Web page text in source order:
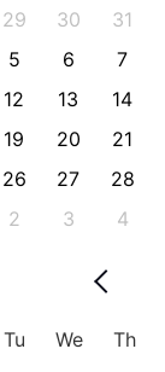
29 30
31
5 6
7
12 13
14
19 20 21
26 27 28
2 3 4
Tu We
Th